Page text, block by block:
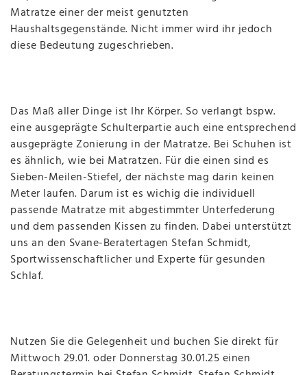
Matratze einer der meist genutzten
Haushaltsgegenstände. Nicht immer wird ihr jedoch
diese Bedeutung zugeschrieben.
Das Maß aller Dinge ist Ihr Körper. So verlangt bspw.
eine ausgeprägte Schulterpartie auch eine entsprechend
ausgeprägte Zonierung in der Matratze. Bei Schuhen ist
es ähnlich, wie bei Matratzen. Für die einen sind es
Sieben-Meilen-Stiefel, der nächste mag darin keinen
Meter laufen. Darum ist es wichig die individuell
passende Matratze mit abgestimmter Unterfederung
und dem passenden Kissen zu finden. Dabei unterstützt
uns an den Svane-Beratertagen Stefan Schmidt,
Sportwissenschaftlicher und Experte für gesunden
Schlaf.
Nutzen Sie die Gelegenheit und buchen Sie direkt für
Mittwoch 29.01. oder Donnerstag 30.01.25 einen